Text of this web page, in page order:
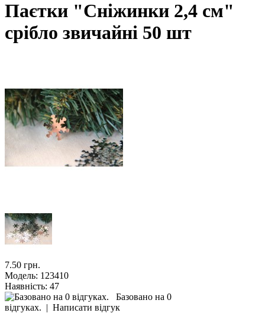
Паєтки "Сніжинки 2,4 см"
срібло звичайні 50 шт
7.50 грн.
Модель: 123410
Наявність: 47
Базовано на 0
відгуках. | Написати відгук